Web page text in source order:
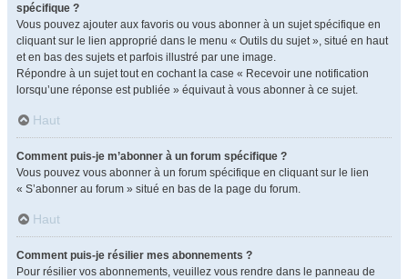
spécifique ?
Vous pouvez ajouter aux favoris ou vous abonner à un sujet spécifique en
cliquant sur le lien approprié dans le menu « Outils du sujet », situé en haut
et en bas des sujets et parfois illustré par une image.
Répondre à un sujet tout en cochant la case « Recevoir une notification
lorsqu’une réponse est publiée » équivaut à vous abonner à ce sujet.
Haut
Comment puis-je m’abonner à un forum spécifique ?
Vous pouvez vous abonner à un forum spécifique en cliquant sur le lien
« S’abonner au forum » situé en bas de la page du forum.
Haut
Comment puis-je résilier mes abonnements ?
Pour résilier vos abonnements, veuillez vous rendre dans le panneau de